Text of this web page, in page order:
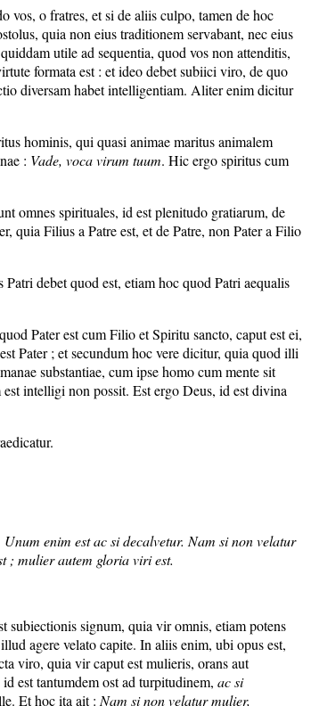
vos, o fratres, et si de aliis culpo, tamen de hoc
quia non eius traditionem servabant, nec eius
utile ad sequentia, quod vos non attenditis,
formata est : et ideo debet subiici viro, de quo
diversam habet intelligentiam. Aliter enim dicitur
hominis, qui quasi animae maritus animalem
: Vade, voca virum tuum. Hic ergo spiritus cum
omnes spirituales, id est plenitudo gratiarum, de
quia Filius a Patre est, et de Patre, non Pater a Filio
debet quod est, etiam hoc quod Patri aequalis
Pater est cum Filio et Spiritu sancto, caput est ei,
Pater ; et secundum hoc vere dicitur, quia quod illi
substantiae, cum ipse homo cum mente sit
intelligi non possit. Est ergo Deus, id est divina
enim est ac si decalvetur. Nam si non velatur
; mulier autem gloria viri est.
subiectionis signum, quia vir omnis, etiam potens
agere velato capite. In aliis enim, ubi opus est,
viro, quia vir caput est mulieris, orans aut
id est tantumdem ost ad turpitudinem, ac si
Et hoc ita ait : Nam si non velatur mulier,